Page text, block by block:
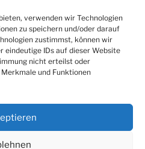
verwenden wir Technologien
zu speichern und/oder darauf
zustimmst, können wir
eindeutige IDs auf dieser Website
nicht erteilst oder
und Funktionen